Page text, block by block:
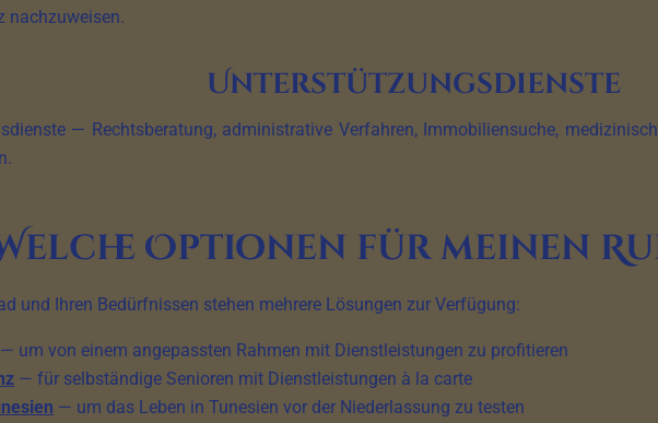
nachzuweisen.
Unterstützungsdienste
— Rechtsberatung, administrative Verfahren, Immobiliensuche,
Optionen für meinen
und Ihren Bedürfnissen stehen mehrere Lösungen zur Verfügung:
— um von einem angepassten Rahmen mit Dienstleistungen zu profitieren
— für selbständige Senioren mit Dienstleistungen à la carte
— um das Leben in Tunesien vor der Niederlassung zu testen